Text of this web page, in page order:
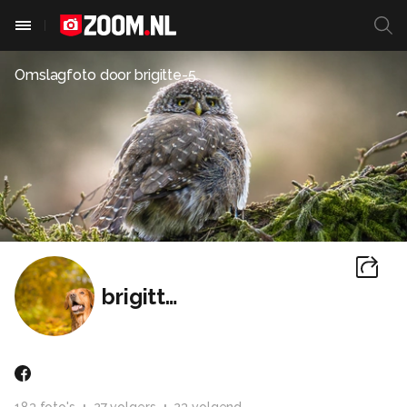
Omslagfoto doorbrigitte-5
brigitte-5